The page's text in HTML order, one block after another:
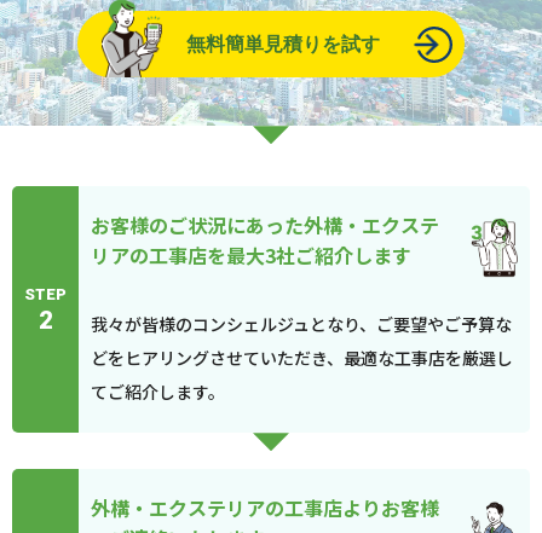
無料簡単見積りを試す
STEP
2
お客様のご状況にあった外構・エクステ
リアの工事店を最大3社ご紹介します
我々が皆様のコンシェルジュとなり、ご要望やご予算な
どをヒアリングさせていただき、最適な工事店を厳選し
てご紹介します。
外構・エクステリアの工事店よりお客様